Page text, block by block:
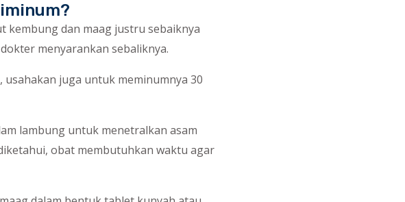
kembung dan maag justru sebaiknya
menyarankan sebaliknya.
juga untuk meminumnya 30
lambung untuk menetralkan asam
obat membutuhkan waktu agar